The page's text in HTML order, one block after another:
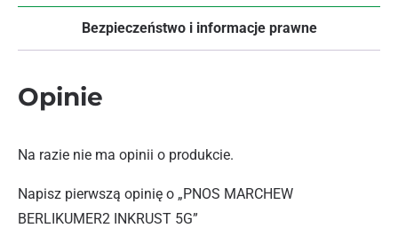
Bezpieczeństwo i informacje prawne
Opinie
Na razie nie ma opinii o produkcie.
Napisz pierwszą opinię o „PNOS MARCHEW
BERLIKUMER2 INKRUST 5G”